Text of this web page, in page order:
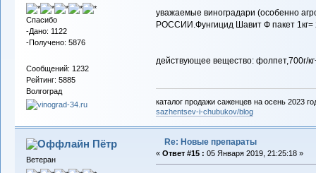
Спасибо
-Дано: 1122
-Получено: 5876
Сообщений: 1232
Рейтинг: 5885
Волгоград
уважаемые виноградари (особенно
РОССИИ.Фунгицид Шавит Ф пакет 1кг=
действующее вещество: фолпет,700г/
каталог продажи саженцев на осень 2023
sazhentsev-i-chubukov/blog
Пётр
Ветеран
Re: Новые препараты
« Ответ #15 : 05 Января 2019, 21:25:18 »